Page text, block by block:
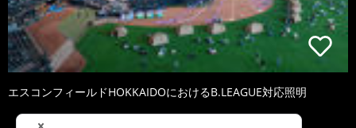
エスコンフィールドHOKKAIDOにおけるB.LEAGUE対応照明